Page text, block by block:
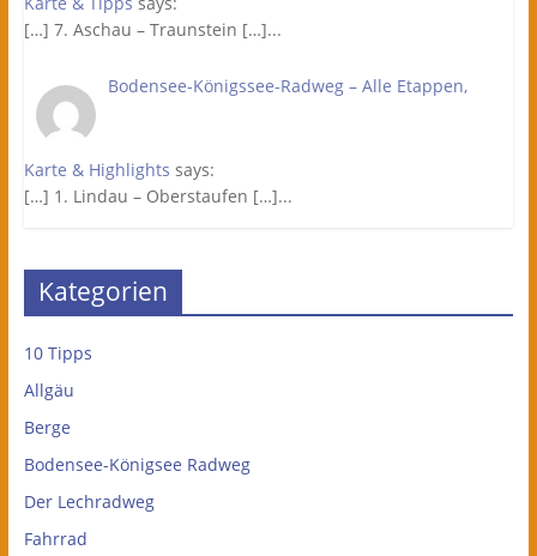
[…] 7. Aschau – Traunstein […]...
Bodensee-Königssee-Radweg – Alle Etappen,
Karte & Highlights says:
[…] 1. Lindau – Oberstaufen […]...
Kategorien
10 Tipps
Allgäu
Berge
Bodensee-Königsee Radweg
Der Lechradweg
Fahrrad